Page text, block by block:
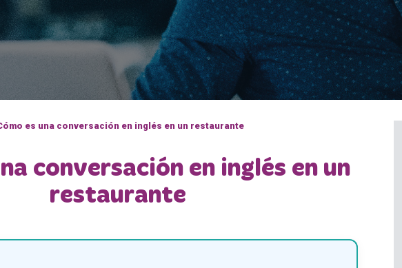
es una conversación en inglés en un restaurante
conversación en inglés en un
restaurante